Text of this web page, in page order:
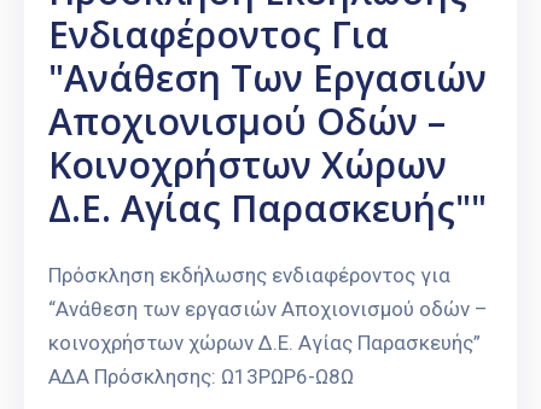
Ενδιαφέροντος Για
"Ανάθεση Των Εργασιών
Αποχιονισμού Οδών –
Κοινοχρήστων Χώρων
Δ.Ε. Αγίας Παρασκευής""
Πρόσκληση εκδήλωσης ενδιαφέροντος για
“Ανάθεση των εργασιών Αποχιονισμού οδών –
κοινοχρήστων χώρων Δ.Ε. Αγίας Παρασκευής”
ΑΔΑ Πρόσκλησης: Ω13ΡΩΡ6-Ω8Ω